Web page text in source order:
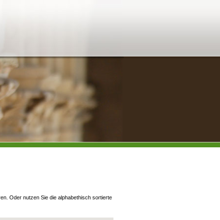
Oder nutzen Sie die alphabethisch sortierte